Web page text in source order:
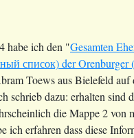
habe ich den "Gesamten
список) der Orenburger
Toews aus Bielefeld auf
schrieb dazu: erhalten sind
die Mappe 2 von
ich erfahren dass diese